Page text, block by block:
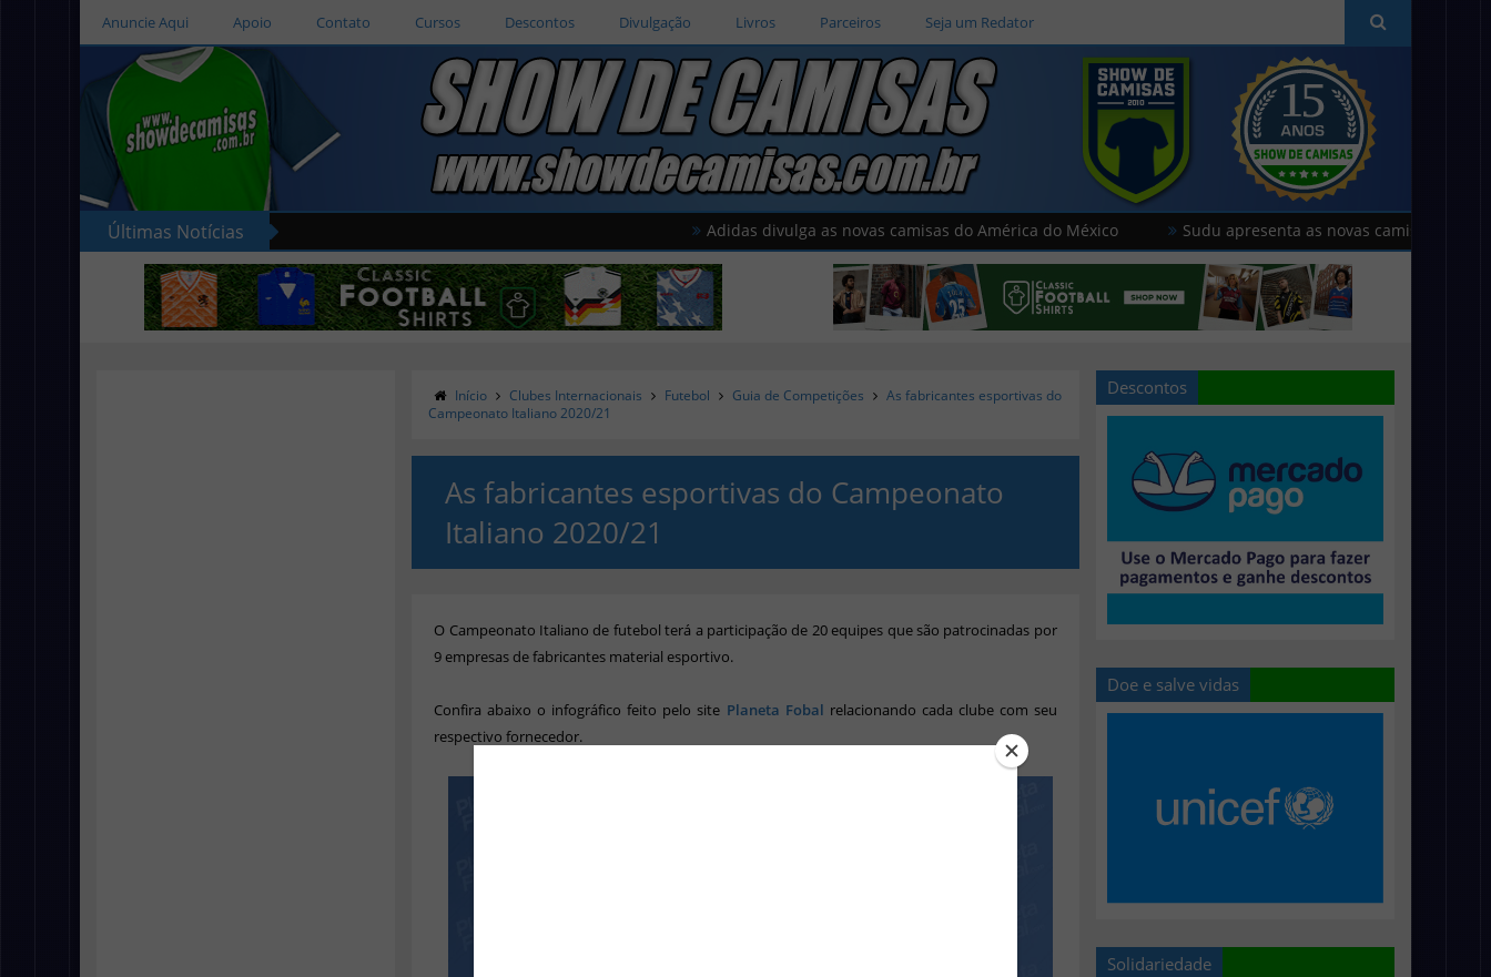
Anuncie Aqui Apoio Contato Cursos Descontos Divulgação Livros Parceiros Seja um Redator
Últimas Notícias Adidas divulga as novas camisas do América do México Sudu apresenta as novas camisas do País de Gales
Início Clubes Internacionais Futebol Guia de Competições
As fabricantes esportivas do
Campeonato Italiano 2020/21
As fabricantes esportivas do Campeonato
Italiano 2020/21
O Campeonato Italiano de futebol terá a participação de 20 equipes que são patrocinadas por
9 empresas de fabricantes material esportivo.
Confira abaixo o infográfico feito pelo site Planeta Fobal relacionando cada clube com seu
respectivo fornecedor.
Descontos
Doe e salve vidas
Solidariedade